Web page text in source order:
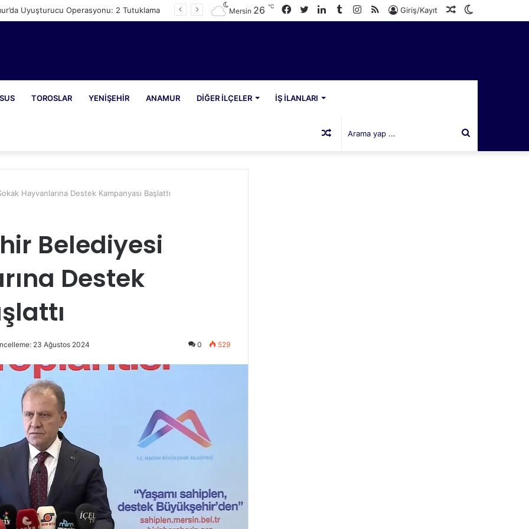
Uyuşturucu Operasyonu: 2 Tutuklama
Rastgele
Giriş/Kayıt
RSS
Instagram
Tumblr
LinkedIn
Twitter
Facebook
Mersin 26 ℃
TOROSLAR YENIŞEHIR ANAMUR DIĞER İLÇELER İŞ İLANLARI
Arama
Rastgele
Hayvanlarına Destek Kampanyası Başlattı
Belediyesi
Destek
23 Ağustos 2024 0 529